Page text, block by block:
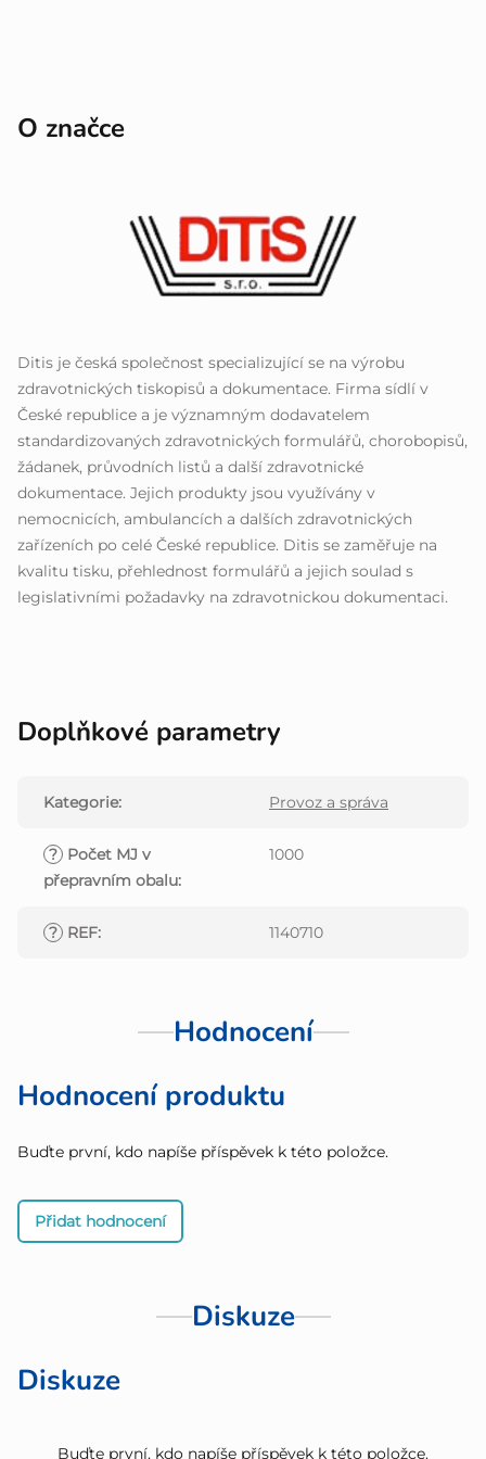
O značce
Ditis je česká společnost specializující se na výrobu
zdravotnických tiskopisů a dokumentace. Firma sídlí v
České republice a je významným dodavatelem
standardizovaných zdravotnických formulářů, chorobopisů,
žádanek, průvodních listů a další zdravotnické
dokumentace. Jejich produkty jsou využívány v
nemocnicích, ambulancích a dalších zdravotnických
zařízeních po celé České republice. Ditis se zaměřuje na
kvalitu tisku, přehlednost formulářů a jejich soulad s
legislativními požadavky na zdravotnickou dokumentaci.
Doplňkové parametry
Kategorie: Provoz a správa
? Počet MJ v
přepravním obalu:
1000
? REF: 1140710
Hodnocení
Hodnocení produktu
Buďte první, kdo napíše příspěvek k této položce.
Přidat hodnocení
Diskuze
Diskuze
Buďte první, kdo napíše příspěvek k této položce.